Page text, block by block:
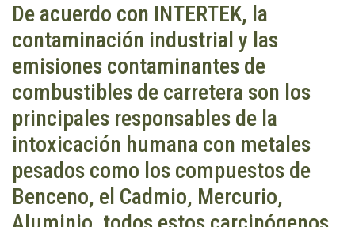
De acuerdo con INTERTEK, la
contaminación industrial y las
emisiones contaminantes de
combustibles de carretera son los
principales responsables de la
intoxicación humana con metales
pesados como los compuestos de
Benceno, el Cadmio, Mercurio,